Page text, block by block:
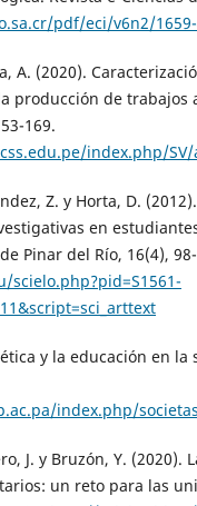
pdf/eci/v6n2/
A. (2020).
producción de trabajos
169.
index.php/
Z. y Horta, D.
en
Pinar del Río, 16(4),
scielo.php?pid=S1561-
y la educación en la
index.php/
J. y Bruzón, Y. (2020).
un reto para las